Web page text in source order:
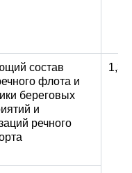
состав
флота и
береговых
и
речного
1,3